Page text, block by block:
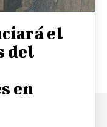
el
del
en